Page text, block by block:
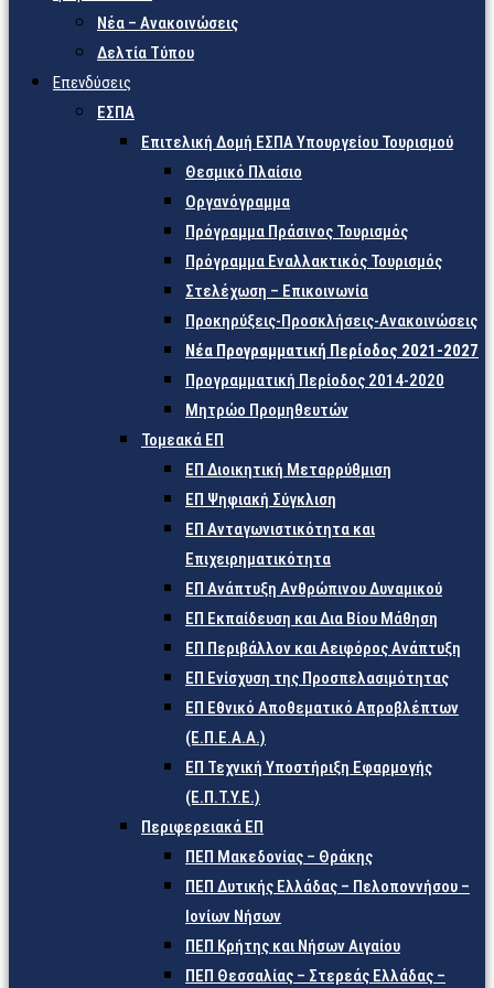
Νέα – Ανακοινώσεις
Δελτία Τύπου
Επενδύσεις
ΕΣΠΑ
Επιτελική Δομή ΕΣΠΑ Υπουργείου Τουρισμού
Θεσμικό Πλαίσιο
Οργανόγραμμα
Πρόγραμμα Πράσινος Τουρισμός
Πρόγραμμα Εναλλακτικός Τουρισμός
Στελέχωση – Επικοινωνία
Προκηρύξεις-Προσκλήσεις-Ανακοινώσεις
Νέα Προγραμματική Περίοδος 2021-2027
Προγραμματική Περίοδος 2014-2020
Μητρώο Προμηθευτών
Τομεακά ΕΠ
ΕΠ Διοικητική Μεταρρύθμιση
ΕΠ Ψηφιακή Σύγκλιση
ΕΠ Ανταγωνιστικότητα και
Επιχειρηματικότητα
ΕΠ Ανάπτυξη Ανθρώπινου Δυναμικού
ΕΠ Εκπαίδευση και Δια Βίου Μάθηση
ΕΠ Περιβάλλον και Αειφόρος Ανάπτυξη
ΕΠ Ενίσχυση της Προσπελασιμότητας
ΕΠ Εθνικό Αποθεματικό Απροβλέπτων
(Ε.Π.Ε.Α.Α.)
ΕΠ Τεχνική Υποστήριξη Εφαρμογής
(Ε.Π.Τ.Υ.Ε.)
Περιφερειακά ΕΠ
ΠΕΠ Μακεδονίας – Θράκης
ΠΕΠ Δυτικής Ελλάδας – Πελοποννήσου –
Ιονίων Νήσων
ΠΕΠ Κρήτης και Νήσων Αιγαίου
ΠΕΠ Θεσσαλίας – Στερεάς Ελλάδας –